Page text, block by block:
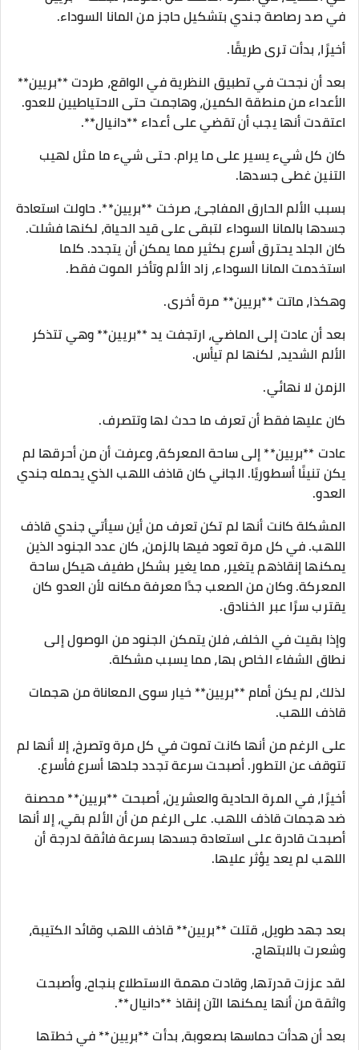
في صد رصاصة جندي بتشكيل حاجز من المانا السوداء.
أخيرًا، بدأت ترى طريقًا.
بعد أن نجحت في تطبيق النظرية في الواقع، طردت **بريين**
الأعداء من منطقة الكمين، وهاجمت حتى الاحتياطيين للعدو.
اعتقدت أنها يجب أن تقضي على أعداء **دانيال**.
كان كل شيء يسير على ما يرام. حتى شيء ما مثل لهيب
التنين غطى جسدها.
بسبب الألم الحارق المفاجئ، صرخت **بريين**. حاولت استعادة
جسدها بالمانا السوداء لتبقى على قيد الحياة، لكنها فشلت.
كان الجلد يحترق أسرع بكثير مما يمكن أن يتجدد. كلما
استخدمت المانا السوداء، زاد الألم وتأخر الموت فقط.
وهكذا، ماتت **بريين** مرة أخرى.
بعد أن عادت إلى الماضي، ارتجفت يد **بريين** وهي تتذكر
الألم الشديد، لكنها لم تيأس.
الزمن لا نهائي.
كان عليها فقط أن تعرف ما حدث لها وتتصرف.
عادت **بريين** إلى ساحة المعركة، وعرفت أن من أحرقها لم
يكن تنينًا أسطوريًا. الجاني كان قاذف اللهب الذي يحمله جندي
العدو.
المشكلة كانت أنها لم تكن تعرف من أين سيأتي جندي قاذف
اللهب. في كل مرة تعود فيها بالزمن، كان عدد الجنود الذين
يمكنها إنقاذهم يتغير، مما يغير بشكل طفيف هيكل ساحة
المعركة. وكان من الصعب جدًا معرفة مكانه لأن العدو كان
يقترب سرًا عبر الخنادق.
وإذا بقيت في الخلف، فلن يتمكن الجنود من الوصول إلى
نطاق الشفاء الخاص بها، مما يسبب مشكلة.
لذلك، لم يكن أمام **بريين** خيار سوى المعاناة من هجمات
قاذف اللهب.
على الرغم من أنها كانت تموت في كل مرة وتصرخ، إلا أنها لم
تتوقف عن التطور. أصبحت سرعة تجدد جلدها أسرع فأسرع.
أخيرًا، في المرة الحادية والعشرين، أصبحت **بريين** محصنة
ضد هجمات قاذف اللهب. على الرغم من أن الألم بقي، إلا أنها
أصبحت قادرة على استعادة جسدها بسرعة فائقة لدرجة أن
اللهب لم يعد يؤثر عليها.
بعد جهد طويل، قتلت **بريين** قاذف اللهب وقائد الكتيبة،
وشعرت بالابتهاج.
لقد عززت قدرتها، وقادت مهمة الاستطلاع بنجاح، وأصبحت
واثقة من أنها يمكنها الآن إنقاذ **دانيال**.
بعد أن هدأت حماسها بصعوبة، بدأت **بريين** في خطتها